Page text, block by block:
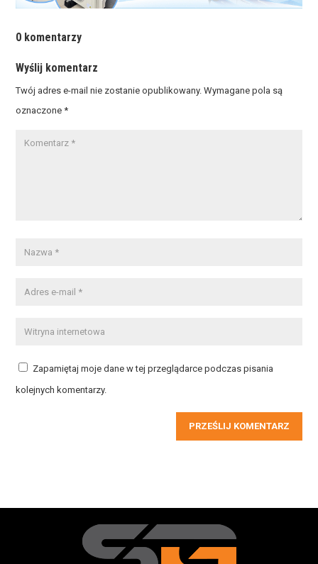
0 komentarzy
Wyślij komentarz
Twój adres e-mail nie zostanie opublikowany. Wymagane pola są
oznaczone*
Zapamiętaj moje dane w tej przeglądarce podczas pisania
kolejnych komentarzy.
PRZEŚLIJ KOMENTARZ